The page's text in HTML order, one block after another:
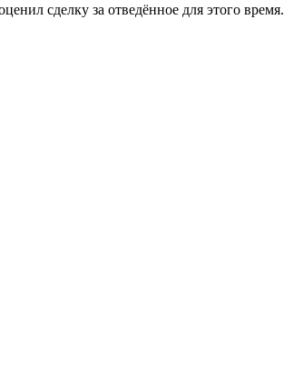
сделку за отведённое для этого время.